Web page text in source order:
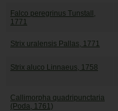
Falco peregrinus Tunstall,
1771
Strix uralensis Pallas, 1771
Strix aluco Linnaeus, 1758
Callimorpha quadripunctaria
(Poda, 1761)